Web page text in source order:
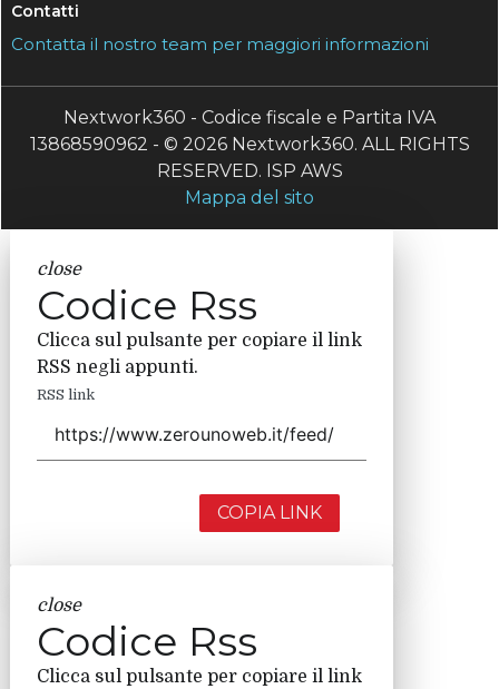
Contatti
Contatta il nostro team per maggiori informazioni
Nextwork360 - Codice fiscale e Partita IVA
13868590962 - © 2026 Nextwork360. ALL RIGHTS
RESERVED. ISP AWS
Mappa del sito
close
Codice Rss
Clicca sul pulsante per copiare il link
RSS negli appunti.
RSS link
COPIA LINK
close
Codice Rss
Clicca sul pulsante per copiare il link